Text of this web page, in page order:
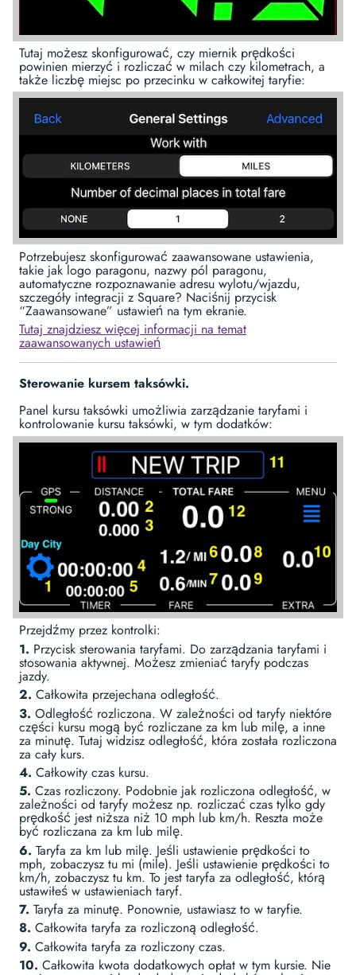
Tutaj możesz skonfigurować, czy miernik prędkości
powinien mierzyć i rozliczać w milach czy kilometrach, a
także liczbę miejsc po przecinku w całkowitej taryfie:
Potrzebujesz skonfigurować zaawansowane ustawienia,
takie jak logo paragonu, nazwy pól paragonu,
automatyczne rozpoznawanie adresu wylotu/wjazdu,
szczegóły integracji z Square? Naciśnij przycisk
“Zaawansowane” ustawień na tym ekranie.
Tutaj znajdziesz więcej informacji na temat
zaawansowanych ustawień
Sterowanie kursem taksówki.
Panel kursu taksówki umożliwia zarządzanie taryfami i
kontrolowanie kursu taksówki, w tym dodatków:
Przejdźmy przez kontrolki:
1. Przycisk sterowania taryfami. Do zarządzania taryfami i
stosowania aktywnej. Możesz zmieniać taryfy podczas
jazdy.
2. Całkowita przejechana odległość.
3. Odległość rozliczona. W zależności od taryfy niektóre
części kursu mogą być rozliczane za km lub milę, a inne
za minutę. Tutaj widzisz odległość, która została rozliczona
za cały kurs.
4. Całkowity czas kursu.
5. Czas rozliczony. Podobnie jak rozliczona odległość, w
zależności od taryfy możesz np. rozliczać czas tylko gdy
prędkość jest niższa niż 10 mph lub km/h. Reszta może
być rozliczana za km lub milę.
6. Taryfa za km lub milę. Jeśli ustawienie prędkości to
mph, zobaczysz tu mi (mile). Jeśli ustawienie prędkości to
km/h, zobaczysz tu km. To jest taryfa za odległość, którą
ustawiłeś w ustawieniach taryf.
7. Taryfa za minutę. Ponownie, ustawiasz to w taryfie.
8. Całkowita taryfa za rozliczoną odległość.
9. Całkowita taryfa za rozliczony czas.
10. Całkowita kwota dodatkowych opłat w tym kursie. Nie